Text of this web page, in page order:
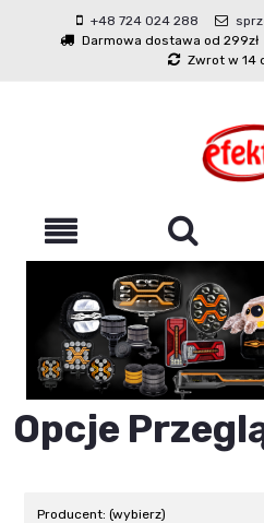
+48 724 024 288
Darmowa dostawa od 299zł
Zwrot w 14
Opcje
Producent: (wybierz)